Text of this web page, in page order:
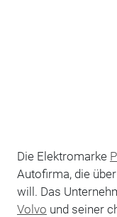
Die Elektromarke
Autofirma, die
will. Das
Volvo und seiner